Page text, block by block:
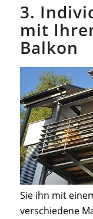
3.
mit
Balkon
Sie ihn mit
verschiedene